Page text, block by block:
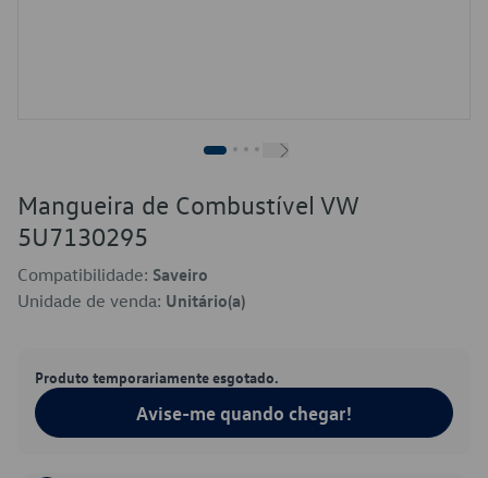
Mangueira de Combustível VW
5U7130295
Compatibilidade: Saveiro
Unidade de venda: Unitário(a)
Produto temporariamente esgotado.
Avise-me quando chegar!